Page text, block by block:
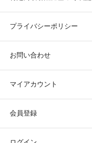
プライバシーポリシー
お問い合わせ
マイアカウント
会員登録